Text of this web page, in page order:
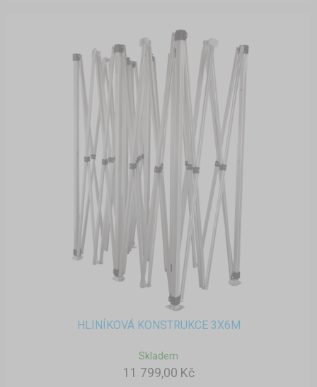
HLINÍKOVÁ KONSTRUKCE 3X6M
Skladem
11 799,00 Kč